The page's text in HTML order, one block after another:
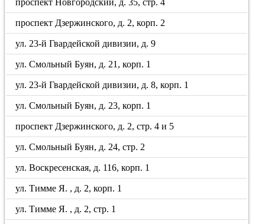
проспект Новгородский, д. 35, стр. 4
проспект Дзержинского, д. 2, корп. 2
ул. 23-й Гвардейской дивизии, д. 9
ул. Смольный Буян, д. 21, корп. 1
ул. 23-й Гвардейской дивизии, д. 8, корп. 1
ул. Смольный Буян, д. 23, корп. 1
проспект Дзержинского, д. 2, стр. 4 и 5
ул. Смольный Буян, д. 24, стр. 2
ул. Воскресенская, д. 116, корп. 1
ул. Тимме Я. , д. 2, корп. 1
ул. Тимме Я. , д. 2, стр. 1